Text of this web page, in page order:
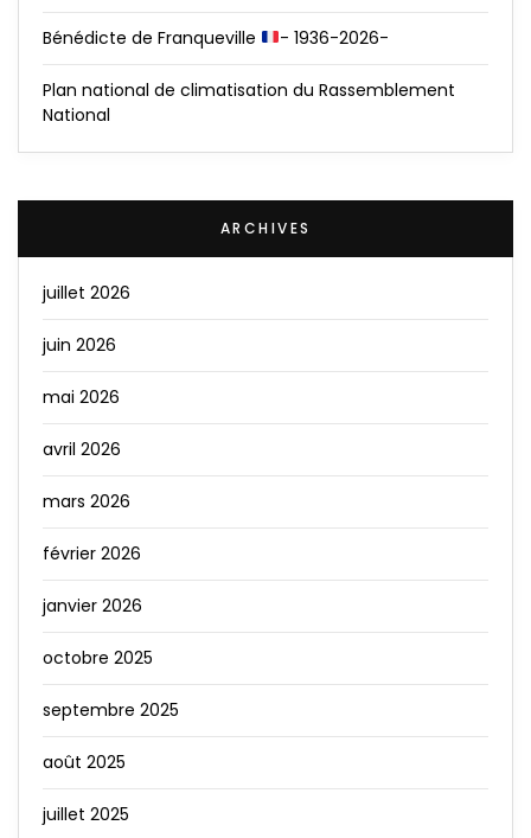
Bénédicte de Franqueville - 1936-2026-
Plan national de climatisation du Rassemblement
National
ARCHIVES
juillet 2026
juin 2026
mai 2026
avril 2026
mars 2026
février 2026
janvier 2026
octobre 2025
septembre 2025
août 2025
juillet 2025